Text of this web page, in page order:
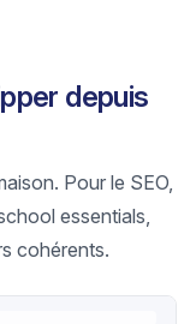
depuis
Pour le SEO,
essentials,
cohérents.